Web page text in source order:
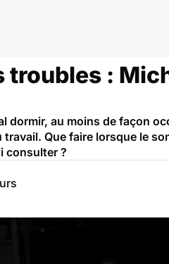
troubles :
dormir, au moins de façon
Que faire lorsque le
consulter ?